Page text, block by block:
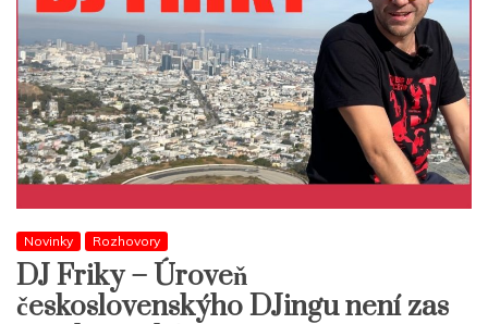
Novinky Rozhovory
DJ Friky – Úroveň
československýho DJingu není zas